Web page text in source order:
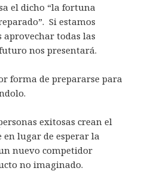
el dicho “la fortuna
Si estamos
aprovechar todas las
nos presentará.
forma de prepararse para
exitosas crean el
lugar de esperar la
nuevo competidor
no imaginado.